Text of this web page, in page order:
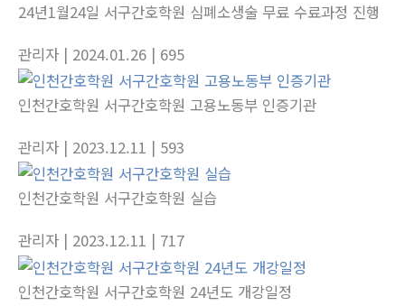
24년1월24일 서구간호학원 심폐소생술 무료 수료과정 진행
관리자 | 2024.01.26 | 695
인천간호학원 서구간호학원 고용노동부 인증기관
관리자 | 2023.12.11 | 593
인천간호학원 서구간호학원 실습
관리자 | 2023.12.11 | 717
인천간호학원 서구간호학원 24년도 개강일정